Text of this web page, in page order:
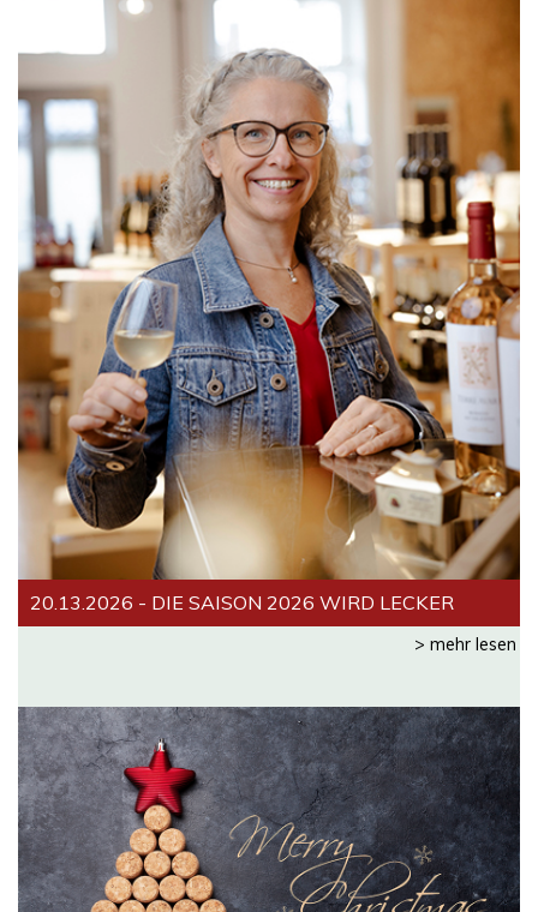
20.13.2026 - DIE SAISON 2026 WIRD LECKER
> mehr lesen